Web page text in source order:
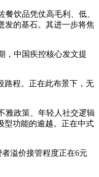
饮品凭仗高毛利、低、
发的基石。其进一步将焦
，中国疾控核心发文提
程。正在此布景下，无
雅政策、年轻人社交逻辑
型功能的逾越。正在中式
溢价接管程度正在6元